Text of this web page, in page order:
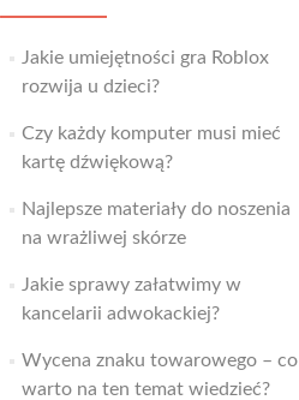
Jakie umiejętności gra Roblox
rozwija u dzieci?
Czy każdy komputer musi mieć
kartę dźwiękową?
Najlepsze materiały do noszenia
na wrażliwej skórze
Jakie sprawy załatwimy w
kancelarii adwokackiej?
Wycena znaku towarowego – co
warto na ten temat wiedzieć?